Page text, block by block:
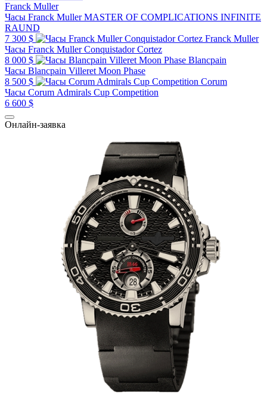
Franck Muller
Часы Franck Muller MASTER OF COMPLICATIONS INFINITE
RAUND
7 300 $
Franck Muller
Часы Franck Muller Conquistador Cortez
8 000 $
Blancpain
Часы Blancpain Villeret Moon Phase
8 500 $
Corum
Часы Corum Admirals Cup Competition
6 600 $
Онлайн-заявка